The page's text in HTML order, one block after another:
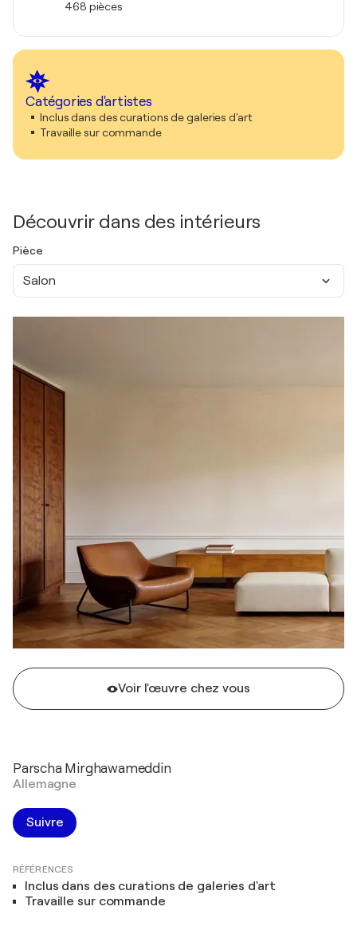
468 pièces
Catégories d'artistes
Inclus dans des curations de galeries d'art
Travaille sur commande
Découvrir dans des intérieurs
Pièce
Salon
Voir l'œuvre chez vous
Parscha Mirghawameddin
Allemagne
Suivre
RÉFÉRENCES
Inclus dans des curations de galeries d'art
Travaille sur commande